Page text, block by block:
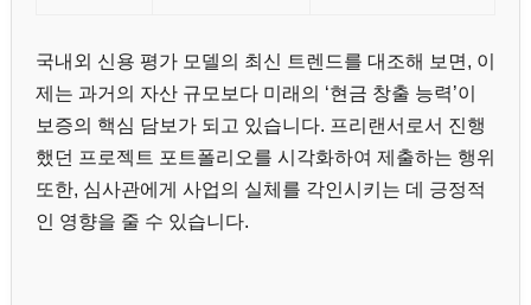
국내외 신용 평가 모델의 최신 트렌드를 대조해 보면, 이
제는 과거의 자산 규모보다 미래의 ‘현금 창출 능력’이
보증의 핵심 담보가 되고 있습니다. 프리랜서로서 진행
했던 프로젝트 포트폴리오를 시각화하여 제출하는 행위
또한, 심사관에게 사업의 실체를 각인시키는 데 긍정적
인 영향을 줄 수 있습니다.